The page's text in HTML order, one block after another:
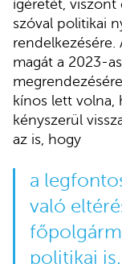
ígéretét, viszont
szóval politikai
rendelkezésére.
magát a 2023-
kínos lett volna,
kényszerül
az is, hogy
a
való
politikai is.